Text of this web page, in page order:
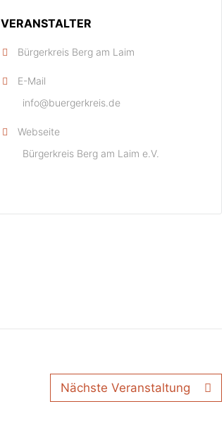
VERANSTALTER
Bürgerkreis Berg am Laim
E-Mail
info@buergerkreis.de
Webseite
Bürgerkreis Berg am Laim e.V.
Nächste Veranstaltung